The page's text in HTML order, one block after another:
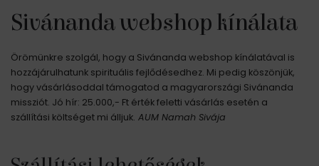
Sivánanda webshop kínálata
Örömünkre szolgál, hogy a Sivánanda webshop kínálatával is
hozzájárulhatunk spirituális fejlődésedhez. Mi pedig köszönjük,
hogy vásárlásoddal támogatod a magyarországi Sivánanda
missziót. Jó hír: 25.000,- Ft érték feletti vásárlás esetén a
szállítási költséget mi álljuk. AUM Namah Sivája